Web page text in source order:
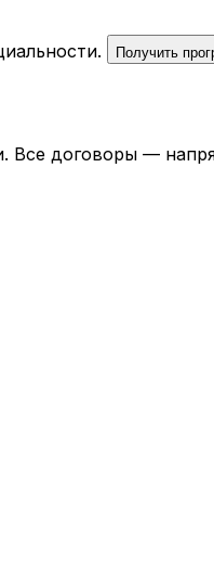
. Получить
договоры —